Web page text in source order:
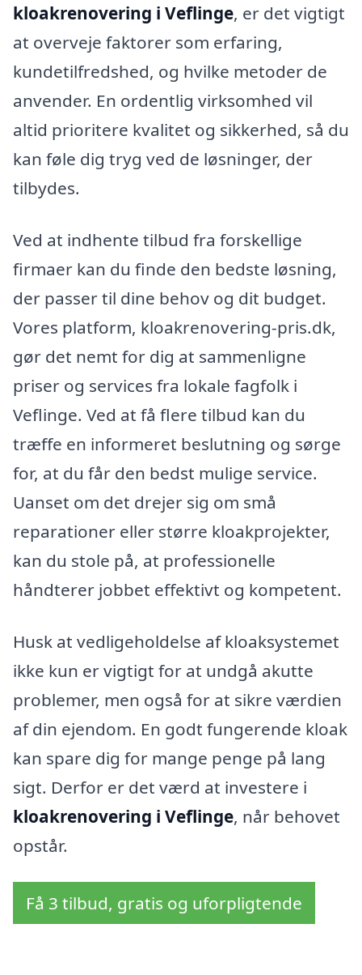
kloakrenovering i Veflinge, er det vigtigt
at overveje faktorer som erfaring,
kundetilfredshed, og hvilke metoder de
anvender. En ordentlig virksomhed vil
altid prioritere kvalitet og sikkerhed, så du
kan føle dig tryg ved de løsninger, der
tilbydes.
Ved at indhente tilbud fra forskellige
firmaer kan du finde den bedste løsning,
der passer til dine behov og dit budget.
Vores platform, kloakrenovering-pris.dk,
gør det nemt for dig at sammenligne
priser og services fra lokale fagfolk i
Veflinge. Ved at få flere tilbud kan du
træffe en informeret beslutning og sørge
for, at du får den bedst mulige service.
Uanset om det drejer sig om små
reparationer eller større kloakprojekter,
kan du stole på, at professionelle
håndterer jobbet effektivt og kompetent.
Husk at vedligeholdelse af kloaksystemet
ikke kun er vigtigt for at undgå akutte
problemer, men også for at sikre værdien
af din ejendom. En godt fungerende kloak
kan spare dig for mange penge på lang
sigt. Derfor er det værd at investere i
kloakrenovering i Veflinge, når behovet
opstår.
Få 3 tilbud, gratis og uforpligtende